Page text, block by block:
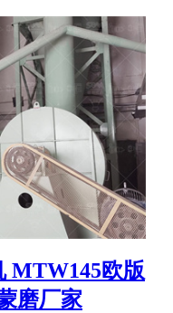
MTW145欧版
磨厂家